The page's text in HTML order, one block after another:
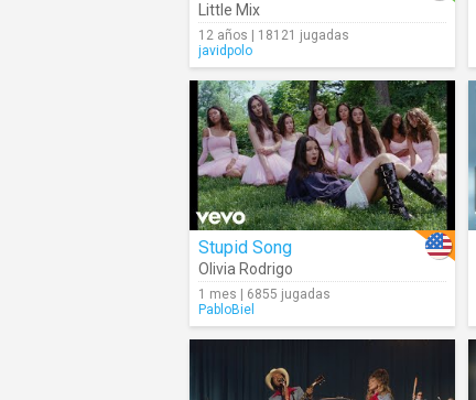
Little Mix
12 años | 18121 jugadas
javidpolo
Stupid Song
Olivia Rodrigo
1 mes | 6855 jugadas
PabloBiel